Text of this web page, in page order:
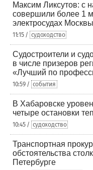
Максим Ликсутов: с
совершили более 1
электросудах Москвы
11:15 / судоходство
Судостроители и
в числе призеров
«Лучший по
10:59 / события
В Хабаровске
четыре остановки
10:45 / судоходство
Транспортная
обстоятельства
Петербурге